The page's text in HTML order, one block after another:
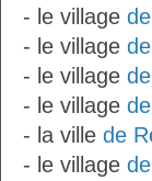
- le village
- le village
- le village
- le village
- la ville de
- le village